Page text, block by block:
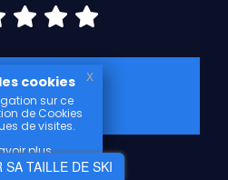
SA TAILLE DE SKI
: 4.76 / 5
cookies
sur ce
de Cookies
de visites.
plus
x